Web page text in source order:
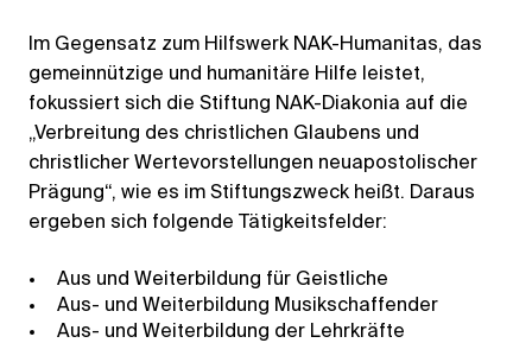
Im Gegensatz zum Hilfswerk NAK-Humanitas, das
gemeinnützige und humanitäre Hilfe leistet,
fokussiert sich die Stiftung NAK-Diakonia auf die
„Verbreitung des christlichen Glaubens und
christlicher Wertevorstellungen neuapostolischer
Prägung“, wie es im Stiftungszweck heißt. Daraus
ergeben sich folgende Tätigkeitsfelder:
Aus und Weiterbildung für Geistliche
Aus- und Weiterbildung Musikschaffender
Aus- und Weiterbildung der Lehrkräfte